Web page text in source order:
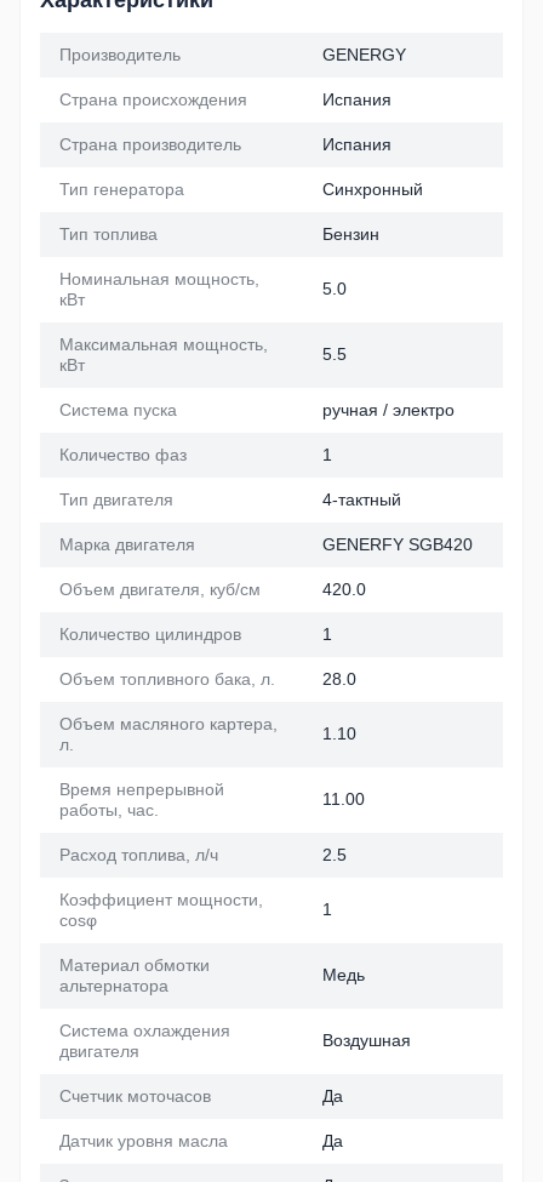
Производитель GENERGY
Страна происхождения Испания
Страна производитель Испания
Тип генератора Синхронный
Тип топлива Бензин
Номинальная мощность,
кВт
5.0
Максимальная мощность,
кВт
5.5
Система пуска ручная / электро
Количество фаз 1
Тип двигателя 4-тактный
Марка двигателя GENERFY SGB420
Объем двигателя, куб/см 420.0
Количество цилиндров 1
Объем топливного бака, л. 28.0
Объем масляного картера,
л.
1.10
Время непрерывной
работы, час.
11.00
Расход топлива, л/ч 2.5
Коэффициент мощности,
cosφ
1
Материал обмотки
альтернатора
Медь
Система охлаждения
двигателя
Воздушная
Счетчик моточасов Да
Датчик уровня масла Да